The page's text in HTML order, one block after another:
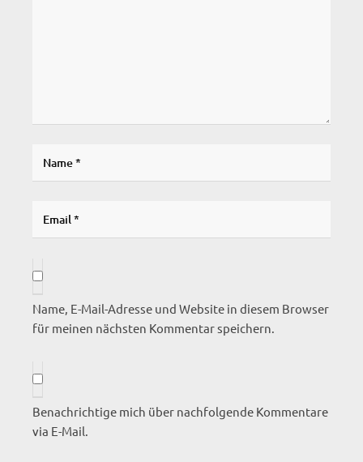
Name, E-Mail-Adresse und Website in diesem Browser
für meinen nächsten Kommentar speichern.
Benachrichtige mich über nachfolgende Kommentare
via E-Mail.